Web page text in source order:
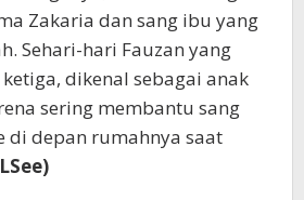
Zakaria dan sang ibu yang
Sehari-hari Fauzan yang
dikenal sebagai anak
sering membantu sang
di depan rumahnya saat